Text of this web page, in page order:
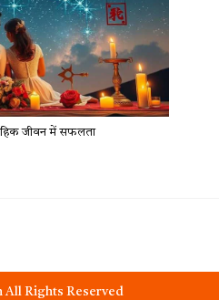
जीवन में सफलता
All Rights Reserved